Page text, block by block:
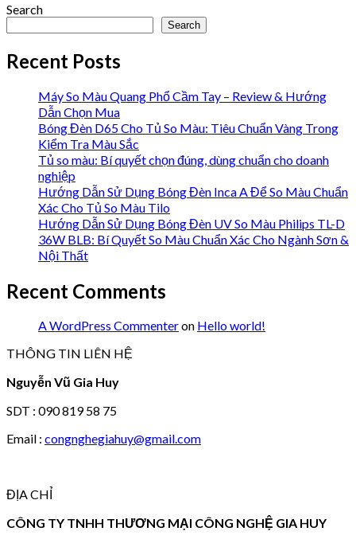
Search
Search
Recent Posts
Máy So Màu Quang Phổ Cầm Tay – Review & Hướng
Dẫn Chọn Mua
Bóng Đèn D65 Cho Tủ So Màu: Tiêu Chuẩn Vàng Trong
Kiểm Tra Màu Sắc
Tủ so màu: Bí quyết chọn đúng, dùng chuẩn cho doanh
nghiệp
Hướng Dẫn Sử Dụng Bóng Đèn Inca A Để So Màu Chuẩn
Xác Cho Tủ So Màu Tilo
Hướng Dẫn Sử Dụng Bóng Đèn UV So Màu Philips TL-D
36W BLB: Bí Quyết So Màu Chuẩn Xác Cho Ngành Sơn &
Nội Thất
Recent Comments
A WordPress Commenteron Hello world!
THÔNG TIN LIÊN HỆ
Nguyễn Vũ Gia Huy
SDT : 090 819 58 75
Email : congnghegiahuy@gmail.com
ĐỊA CHỈ
CÔNG TY TNHH THƯƠNG MẠI CÔNG NGHỆ GIA HUY